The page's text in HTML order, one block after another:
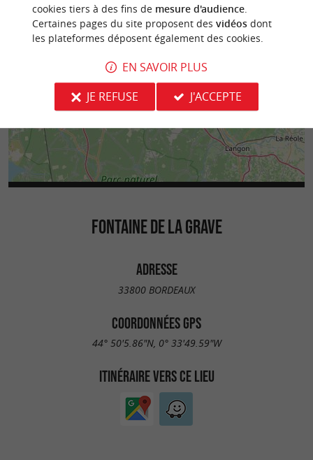
FONTAINE DE LA GRAVE
ADRESSE
33800 BORDEAUX
COORDONNÉES GPS
44° 50'5.86"N, 0° 33'49.59"W
ITINÉRAIRE VERS CE LIEU
cookies tiers à des fins de mesure d'audience.
Certaines pages du site proposent des vidéosdont
les plateformes déposent également des cookies.
EN SAVOIR PLUS
JE REFUSE
J'ACCEPTE